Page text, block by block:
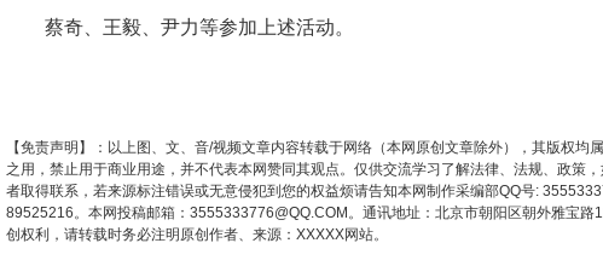
蔡奇、王毅、尹力等参加上述活动。
【免责声明】：以上图、文、音/视频文章内容转载于网络（本网原创文章除外），其版权
之用，禁止用于商业用途，并不代表本网赞同其观点。仅供交流学习了解法律、法规、政策
者取得联系，若来源标注错误或无意侵犯到您的权益烦请告知本网制作采编部QQ号:
89525216。本网投稿邮箱：3555333776@QQ.COM。通讯地址：北京市朝阳区朝外雅宝
创权利，请转载时务必注明原创作者、来源：XXXXX网站。